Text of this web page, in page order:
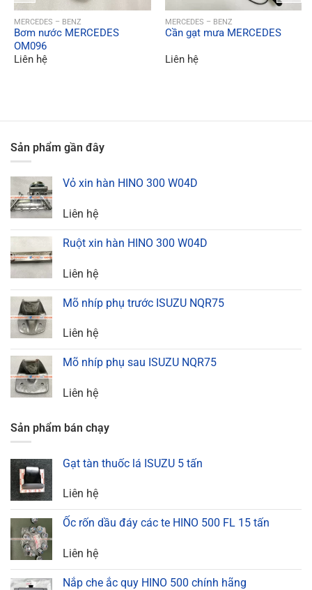
QUICK VIEW
MERCEDES – BENZ
Bơm nước MERCEDES
OM096
Liên hệ
QUICK VIEW
MERCEDES – BENZ
Cần gạt mưa MERCEDES
Liên hệ
Sản phẩm gần đây
Vỏ xin hàn HINO 300 W04D
Liên hệ
Ruột xin hàn HINO 300 W04D
Liên hệ
Mõ nhíp phụ trước ISUZU NQR75
Liên hệ
Mõ nhíp phụ sau ISUZU NQR75
Liên hệ
Sản phẩm bán chạy
Gạt tàn thuốc lá ISUZU 5 tấn
Liên hệ
Ốc rốn dầu đáy các te HINO 500 FL 15 tấn
Liên hệ
Nắp che ắc quy HINO 500 chính hãng